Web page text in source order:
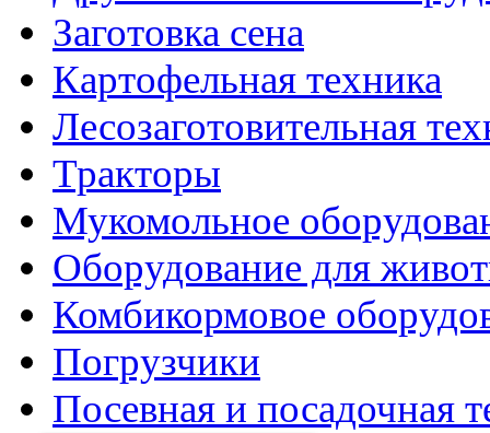
Заготовка сена
Картофельная техника
Лесозаготовительная
Тракторы
Мукомольное
Оборудование для
Комбикормовое
Погрузчики
Посевная и посадочная